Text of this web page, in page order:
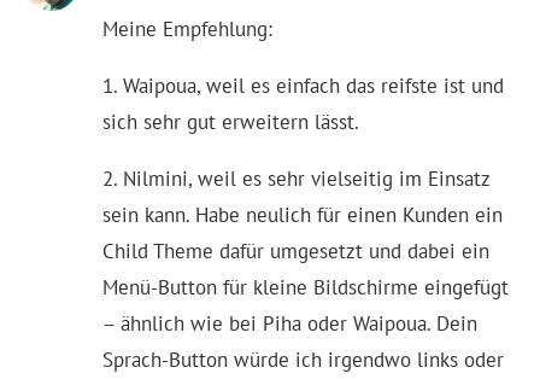
Meine Empfehlung:
1. Waipoua, weil es einfach das reifste ist und
sich sehr gut erweitern lässt.
2. Nilmini, weil es sehr vielseitig im Einsatz
sein kann. Habe neulich für einen Kunden ein
Child Theme dafür umgesetzt und dabei ein
Menü-Button für kleine Bildschirme eingefügt
– ähnlich wie bei Piha oder Waipoua. Dein
Sprach-Button würde ich irgendwo links oder